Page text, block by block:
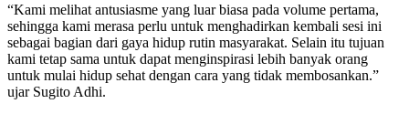
“Kami melihat antusiasme yang luar biasa pada volume pertama,
sehingga kami merasa perlu untuk menghadirkan kembali sesi ini
sebagai bagian dari gaya hidup rutin masyarakat. Selain itu tujuan
kami tetap sama untuk dapat menginspirasi lebih banyak orang
untuk mulai hidup sehat dengan cara yang tidak membosankan.”
ujar Sugito Adhi.